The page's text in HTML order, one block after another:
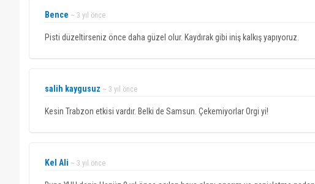
Bence ~ 3 yıl önce
Pisti düzeltirseniz önce daha güzel olur. Kaydırak gibi iniş kalkış yapıyoruz.
salih kaygusuz ~ 3 yıl önce
Kesin Trabzon etkisi vardır. Belki de Samsun. Çekemiyorlar Orgi yi!
Kel Ali ~ 3 yıl önce